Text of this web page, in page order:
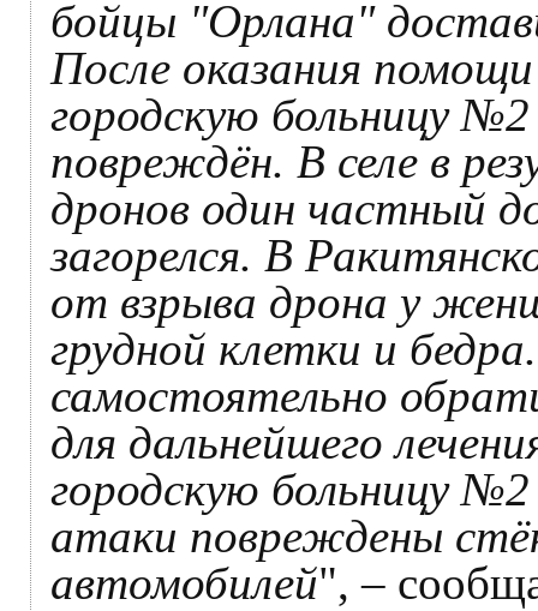
бойцы "Орлана"
После оказания
городскую больницу
повреждён. В селе в
дронов один частный
загорелся. В
от взрыва дрона у
грудной клетки и
самостоятельно
для дальнейшего
городскую больницу
атаки повреждены
автомобилей", –